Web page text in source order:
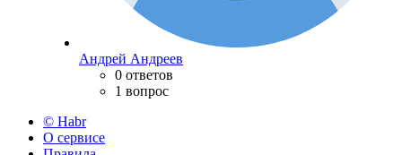
Андрей Андреев
0 ответов
1 вопрос
© Habr
О сервисе